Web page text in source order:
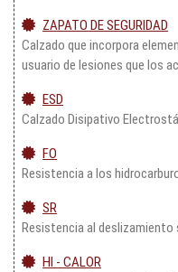
ZAPATO DE SEGURIDAD
Calzado que incorpora
usuario de lesiones que los
ESD
Calzado Disipativo
FO
Resistencia a los
SR
Resistencia al
HI - CALOR